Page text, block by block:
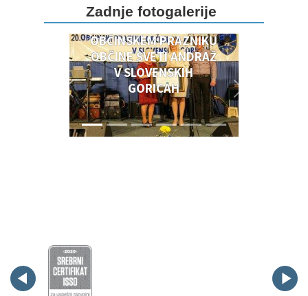
Zadnje fotogalerije
DOGODKI OB 20.
OBČINSKEM PRAZNIKU
OBČINSKEM PRAZNIKU
OBČINE SVETI ANDRAŽ
V SLOVENSKIH
GORICAH